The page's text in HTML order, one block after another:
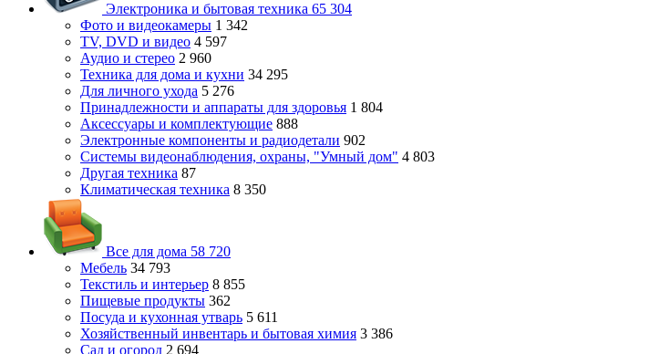
Электроника и бытовая техника 65 304
Фото и видеокамеры 1 342
TV, DVD и видео 4 597
Аудио и стерео 2 960
Техника для дома и кухни 34 295
Для личного ухода 5 276
Принадлежности и аппараты для здоровья 1 804
Аксессуары и комплектующие 888
Электронные компоненты и радиодетали 902
Системы видеонаблюдения, охраны, "Умный дом" 4 803
Другая техника 87
Климатическая техника 8 350
Все для дома 58 720
Мебель 34 793
Текстиль и интерьер 8 855
Пищевые продукты 362
Посуда и кухонная утварь 5 611
Хозяйственный инвентарь и бытовая химия 3 386
Сад и огород 2 694